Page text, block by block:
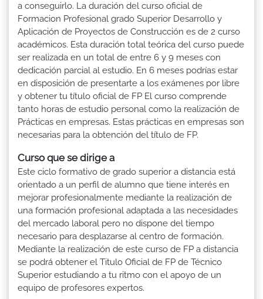
a conseguirlo. La duración del curso oficial de
Formacion Profesional grado Superior Desarrollo y
Aplicación de Proyectos de Construcción es de 2 curso
académicos. Esta duración total teórica del curso puede
ser realizada en un total de entre 6 y 9 meses con
dedicación parcial al estudio. En 6 meses podrías estar
en disposición de presentarte a los exámenes por libre
y obtener tu título oficial de FP El curso comprende
tanto horas de estudio personal como la realización de
Prácticas en empresas. Estas prácticas en empresas son
necesarias para la obtención del título de FP.
Curso que se dirige a
Este ciclo formativo de grado superior a distancia está
orientado a un perfil de alumno que tiene interés en
mejorar profesionalmente mediante la realización de
una formación profesional adaptada a las necesidades
del mercado laboral pero no dispone del tiempo
necesario para desplazarse al centro de formación.
Mediante la realización de este curso de FP a distancia
se podrá obtener el Titulo Oficial de FP de Técnico
Superior estudiando a tu ritmo con el apoyo de un
equipo de profesores expertos.